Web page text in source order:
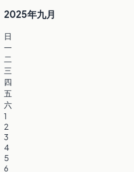
2025年九月
日
一
二
三
四
五
六
1
2
3
4
5
6